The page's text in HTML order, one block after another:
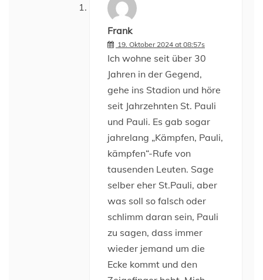
Frank
19. Oktober 2024 at 08:57s
Ich wohne seit über 30
Jahren in der Gegend,
gehe ins Stadion und höre
seit Jahrzehnten St. Pauli
und Pauli. Es gab sogar
jahrelang „Kämpfen, Pauli,
kämpfen“-Rufe von
tausenden Leuten. Sage
selber eher St.Pauli, aber
was soll so falsch oder
schlimm daran sein, Pauli
zu sagen, dass immer
wieder jemand um die
Ecke kommt und den